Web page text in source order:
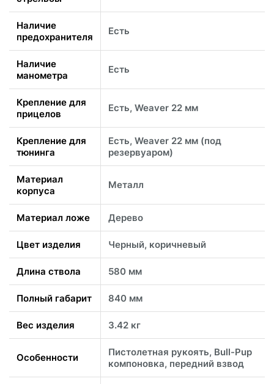
Наличие
предохранителя
Есть
Наличие
манометра
Есть
Крепление для
прицелов
Есть, Weaver 22 мм
Крепление для
тюнинга
Есть, Weaver 22 мм (под
резервуаром)
Материал
корпуса
Металл
Материал ложе Дерево
Цвет изделия Черный, коричневый
Длина ствола 580 мм
Полный габарит 840 мм
Вес изделия 3.42 кг
Особенности
Пистолетная рукоять, Bull-Pup
компоновка, передний взвод